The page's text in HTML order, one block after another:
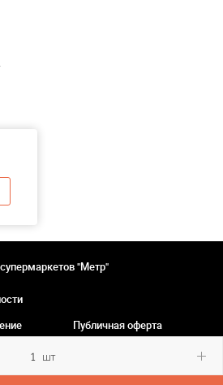
шт
"Метр"
Публичная оферта